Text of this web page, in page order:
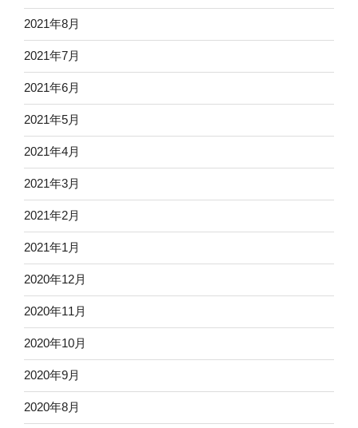
2021年8月
2021年7月
2021年6月
2021年5月
2021年4月
2021年3月
2021年2月
2021年1月
2020年12月
2020年11月
2020年10月
2020年9月
2020年8月